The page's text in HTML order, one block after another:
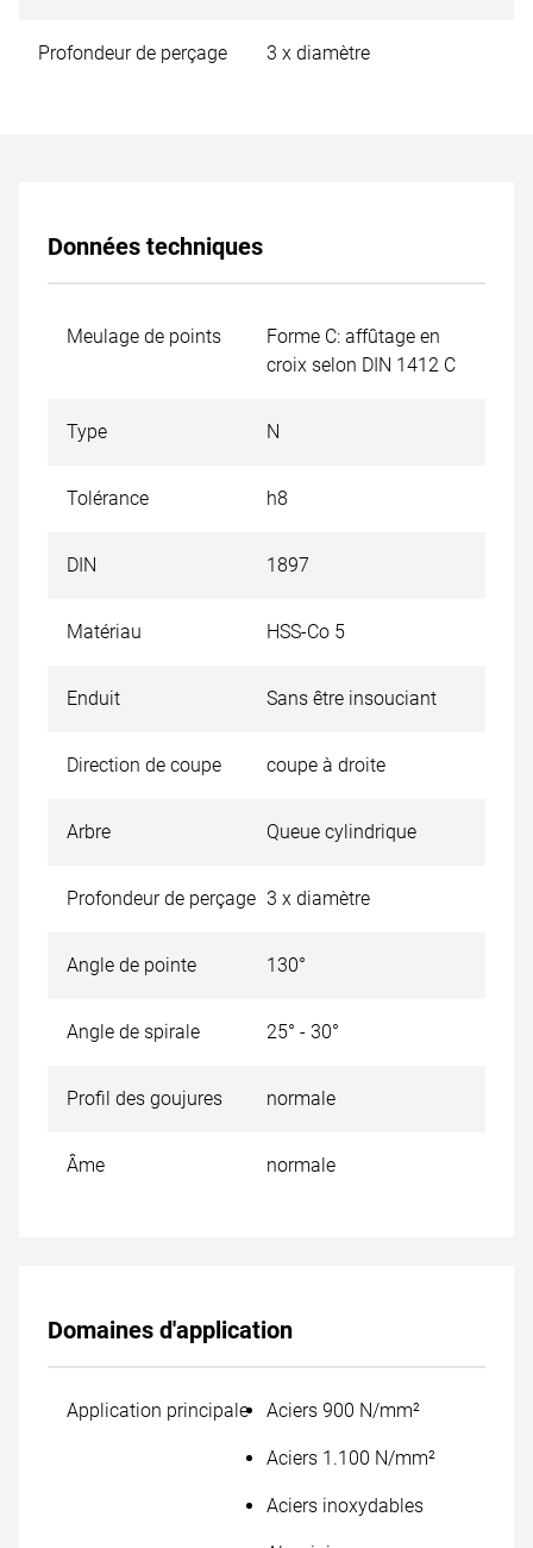
Profondeur de perçage 3 x diamètre
Données techniques
Meulage de points
Forme C: affûtage en
croix selon DIN 1412 C
Type N
Tolérance h8
DIN 1897
Matériau HSS-Co 5
Enduit Sans être insouciant
Direction de coupe coupe à droite
Arbre Queue cylindrique
Profondeur de perçage 3 x diamètre
Angle de pointe 130°
Angle de spirale 25° - 30°
Profil des goujures normale
Âme normale
Domaines d'application
Application principale Aciers 900 N/mm²
Aciers 1.100 N/mm²
Aciers inoxydables